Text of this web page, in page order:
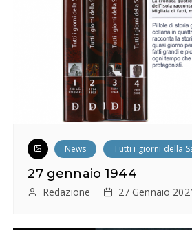
News Tutti i giorni della
27 gennaio 1944
Redazione 27 Gennaio